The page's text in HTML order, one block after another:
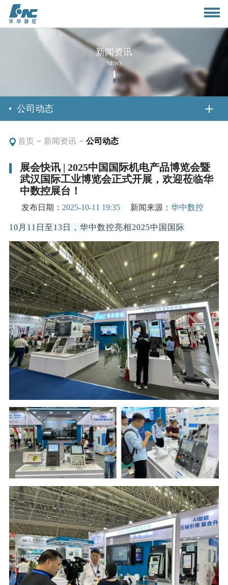
首页
关于我们
公司简介
董事长致辞
组织架构
企业文化
资质荣誉
员工风采
新闻资讯
行业动态
媒体报道
公示公告
视频中心
产品中心
应用案例
技术分享
投资者关系
投资者提问
法制宣传
投教园地
联系我们
销售与服务网络
在线留言
人力资源
新闻资讯
NEWS
公司动态
首页 新闻资讯 公司动态
展会快讯 | 2025中国国际机电产品博览会暨
武汉国际工业博览会正式开展，欢迎莅临华
中数控展台！
发布日期： 2025-10-11 19:35 新闻来源：华中数控
10月11日至13日，华中数控亮相2025中国国际